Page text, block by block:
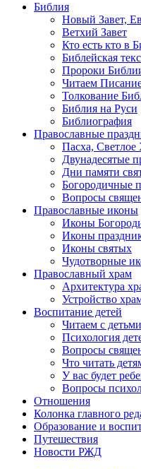
Библия
Новый Завет,
Ветхий Завет
Кто есть кто в
Библейская
Пророки
Читаем
Толкование
Библия на Руси
Библиография
Православные
Пасха, Светлое
Двунадесятые
Дни памяти
Богородичные
Вопросы
Православные иконы
Иконы
Иконы
Иконы святых
Чудотворные
Православный храм
Архитектура
Устройство
Воспитание детей
Читаем с
Психология
Вопросы
Что читать
У вас будет
Вопросы
Отношения
Колонка главного
Образование и
Путешествия
Новости РЖД